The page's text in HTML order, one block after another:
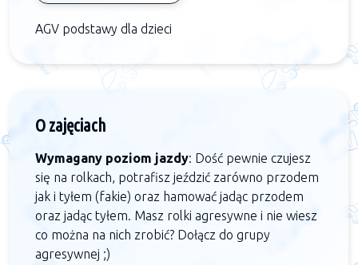
AGV podstawy dla dzieci
O zajęciach
Wymagany poziom jazdy: Dość pewnie czujesz
się na rolkach, potrafisz jeździć zarówno przodem
jak i tyłem (fakie) oraz hamować jadąc przodem
oraz jadąc tyłem. Masz rolki agresywne i nie wiesz
co można na nich zrobić? Dołącz do grupy
agresywnej ;)